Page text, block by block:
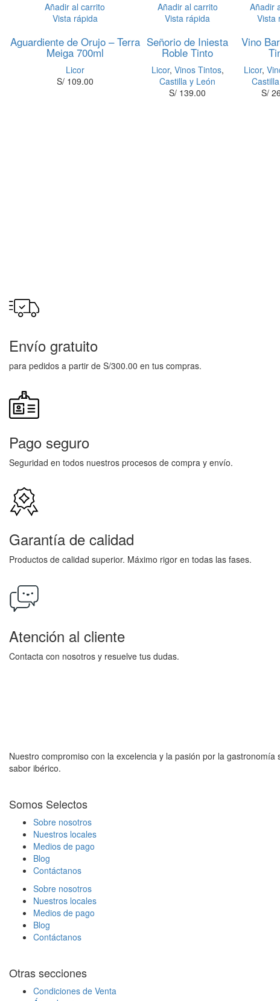
Añadir al carrito
Vista rápida
Aguardiente de Orujo – Terra
Meiga 700ml
Licor
S/109.00
Añadir al carrito
Vista rápida
Señorio de Iniesta
Roble Tinto
Licor, Vinos Tintos,
Castilla y León
S/ 139.00
Añadir
Vista
Vino
Licor,
S/
Envío gratuito
para pedidos a partir de S/300.00 en tus compras.
Pago seguro
Seguridad en todos nuestros procesos de compra y envío.
Garantía de calidad
Productos de calidad superior. Máximo rigor en todas las fases.
Atención al cliente
Contacta con nosotros y resuelve tus dudas.
Nuestro compromiso con la excelencia y la pasión por la
sabor ibérico.
Somos Selectos
Sobre nosotros
Nuestros locales
Medios de pago
Blog
Contáctanos
Sobre nosotros
Nuestros locales
Medios de pago
Blog
Contáctanos
Otras secciones
Condiciones de Venta